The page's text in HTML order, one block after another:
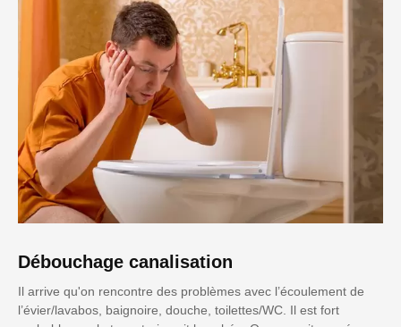
Débouchage canalisation
Il arrive qu'on rencontre des problèmes avec l’écoulement de
l’évier/lavabos, baignoire, douche, toilettes/WC. Il est fort